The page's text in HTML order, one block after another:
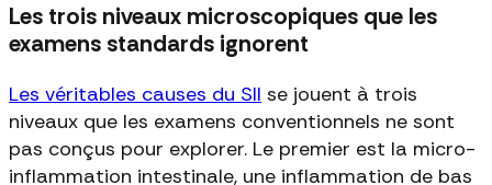
Les trois niveaux microscopiques que les
examens standards ignorent
Les véritables causes du SII se jouent à trois
niveaux que les examens conventionnels ne sont
pas conçus pour explorer. Le premier est la micro-
inflammation intestinale, une inflammation de bas